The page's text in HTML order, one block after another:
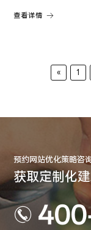
查看详情
« 1
预约网站优化策略咨
获取定制化